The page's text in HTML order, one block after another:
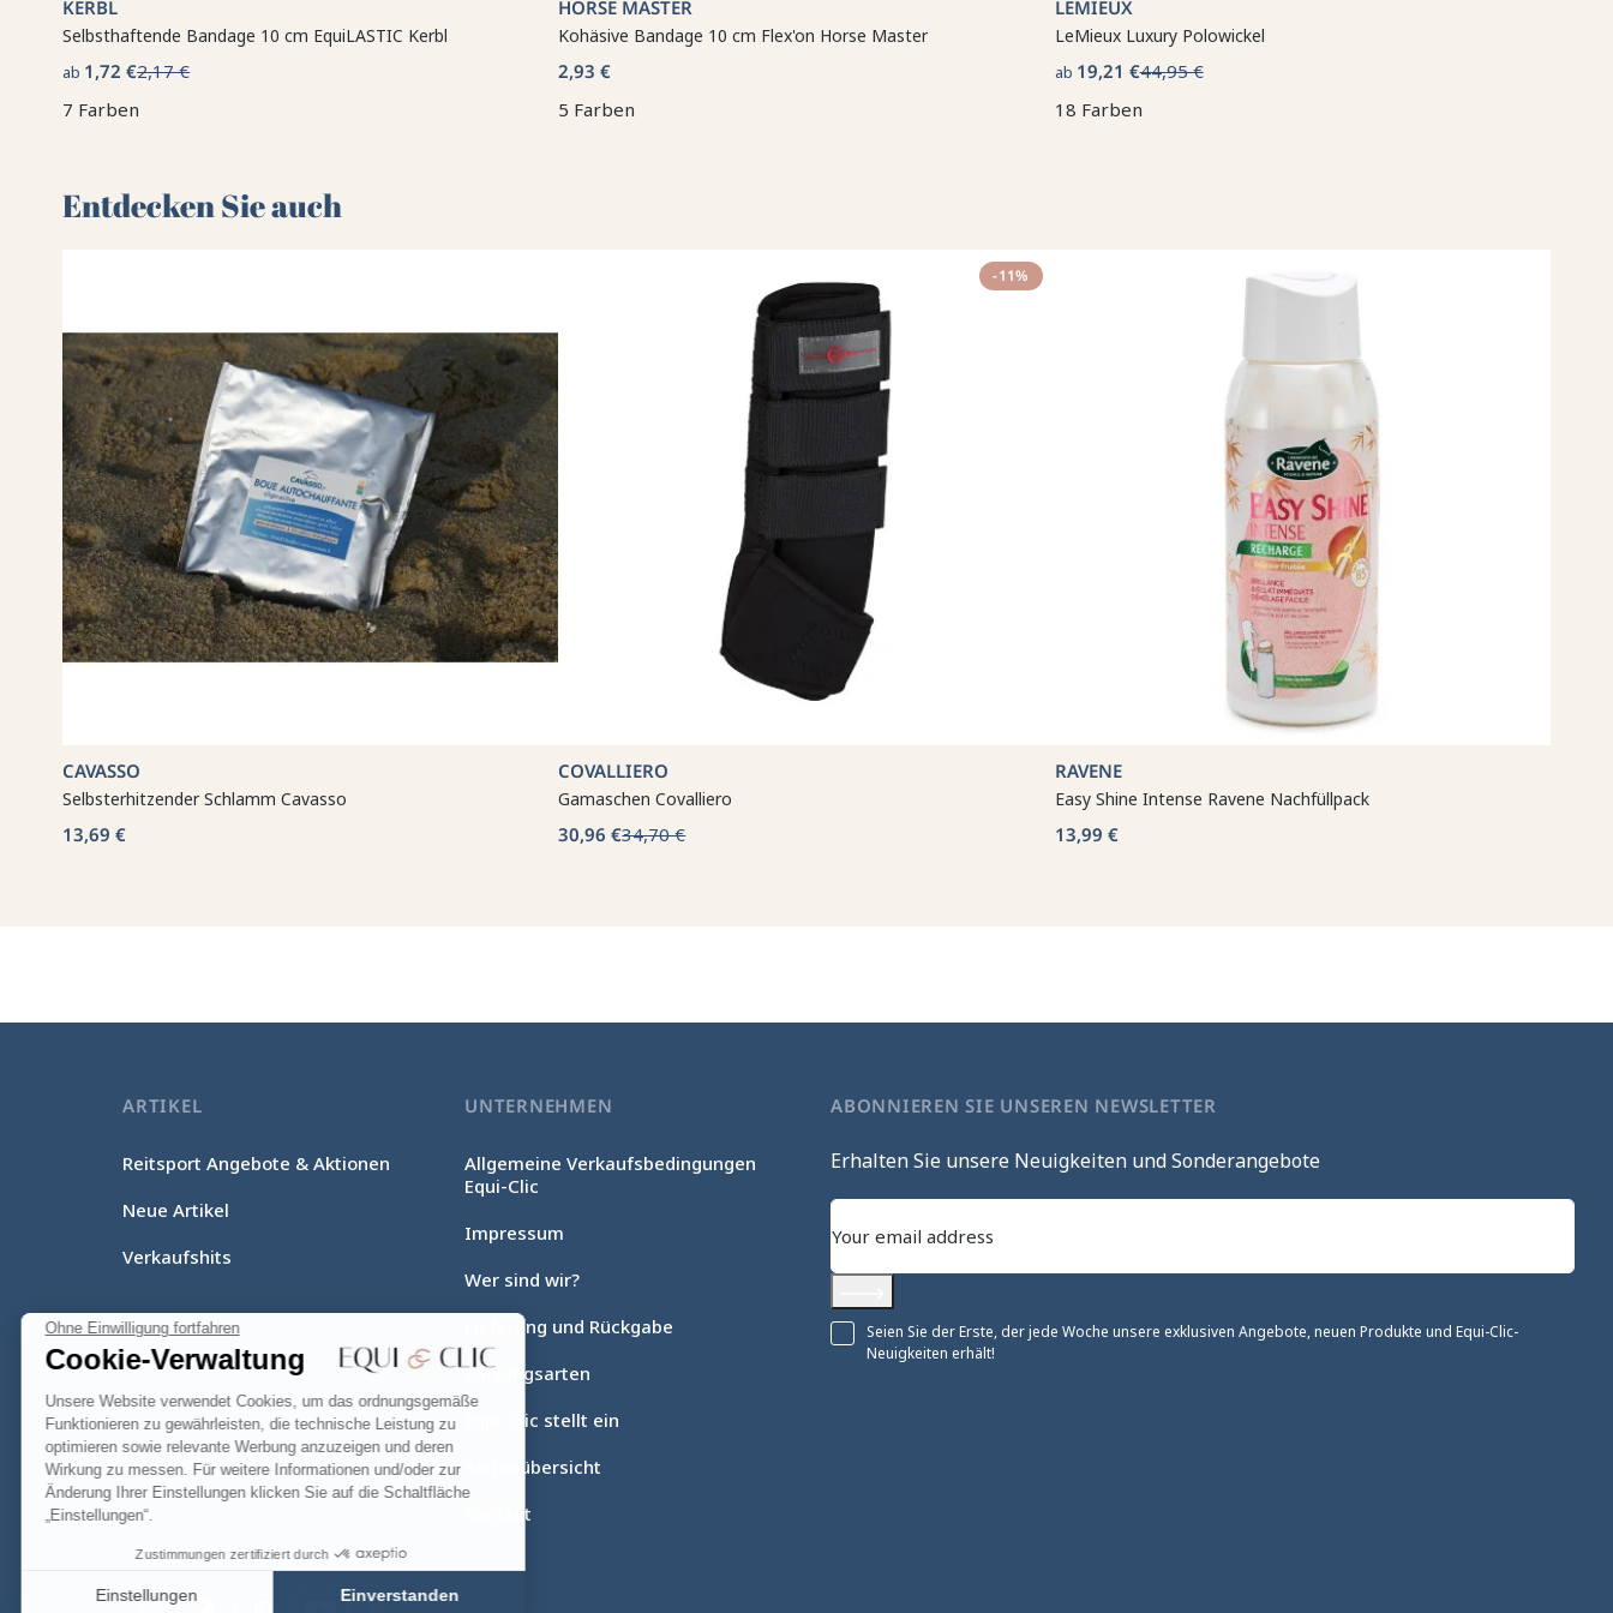
Ohne Einwilligung fortfahren
Cookie-Verwaltung
Unsere Website verwendet Cookies, um das ordnungsgemäße
Funktionieren zu gewährleisten, die technische Leistung zu
optimieren sowie relevante Werbung anzuzeigen und deren
Wirkung zu messen. Für weitere Informationen und/oder zur
Änderung Ihrer Einstellungen klicken Sie auf die Schaltfläche
„Einstellungen“.
Zustimmungen zertifiziert durch
Einstellungen Einverstanden
KERBL
Selbsthaftende Bandage 10 cm EquiLASTIC Kerbl
ab 1,72 €2,17 €
7 Farben
HORSE MASTER
Kohäsive Bandage 10 cm Flex'on Horse Master
2,93 €
5 Farben
LEMIEUX
LeMieux Luxury Polowickel
ab 19,21 €44,95 €
18 Farben
Entdecken Sie auch 🌻
CAVASSO
Selbsterhitzender Schlamm Cavasso
13,69 €
-11%
COVALLIERO
Gamaschen Covalliero
30,96 €34,70 €
RAVENE
Easy Shine Intense Ravene Nachfüllpack
13,99 €
ARTIKEL
Reitsport Angebote & Aktionen
Neue Artikel
Verkaufshits
UNTERNEHMEN
Allgemeine Verkaufsbedingungen
Equi-Clic
Impressum
Wer sind wir?
Lieferung und Rückgabe
Zahlungsarten
Equi-Clic stellt ein
Seitenübersicht
Kontakt
ABONNIEREN SIE UNSEREN NEWSLETTER
Erhalten Sie unsere Neuigkeiten und Sonderangebote
Abonnieren
Seien Sie der Erste, der jede Woche unsere exklusiven Angebote, neuen Produkte und Equi-Clic-
Neuigkeiten erhält!